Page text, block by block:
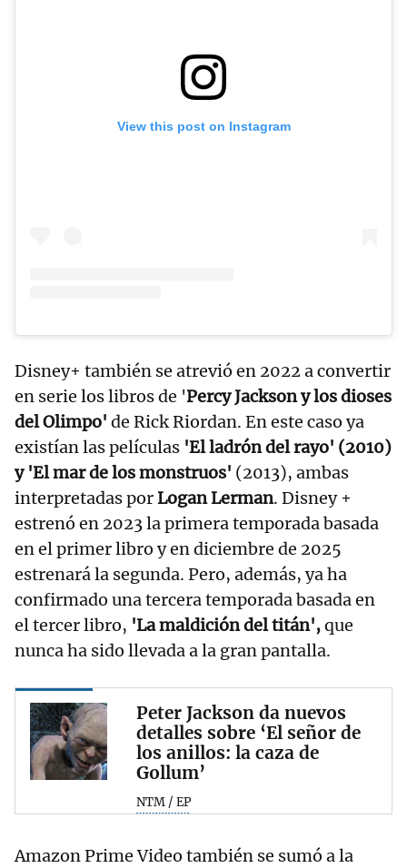
View this post on Instagram
Disney+ también se atrevió en 2022 a convertir
en serie los libros de 'Percy Jackson y los dioses
del Olimpo' de Rick Riordan. En este caso ya
existían las películas 'El ladrón del rayo' (2010)
y 'El mar de los monstruos' (2013), ambas
interpretadas porLogan Lerman. Disney +
estrenó en 2023 la primera temporada basada
en el primer libro y en diciembre de 2025
estrenará la segunda. Pero, además, ya ha
confirmado una tercera temporada basada en
el tercer libro, 'La maldición del titán',que
nunca ha sido llevada a la gran pantalla.
Peter Jackson da nuevos
detalles sobre ‘El señor de
los anillos: la caza de
Gollum’
NTM / EP
Amazon Prime Video también se sumó a la